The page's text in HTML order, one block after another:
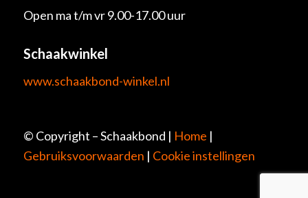
Open ma t/m vr 9.00-17.00 uur
Schaakwinkel
www.schaakbond-winkel.nl
© Copyright – Schaakbond | Home |
Gebruiksvoorwaarden | Cookie instellingen